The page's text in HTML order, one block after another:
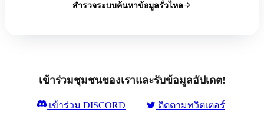
สำรวจระบบค้นหาข้อมูลรั่วไหล
เข้าร่วมชุมชนของเราและรับข้อมูลอัปเดต!
เข้าร่วม DISCORD ติดตามทวิตเตอร์